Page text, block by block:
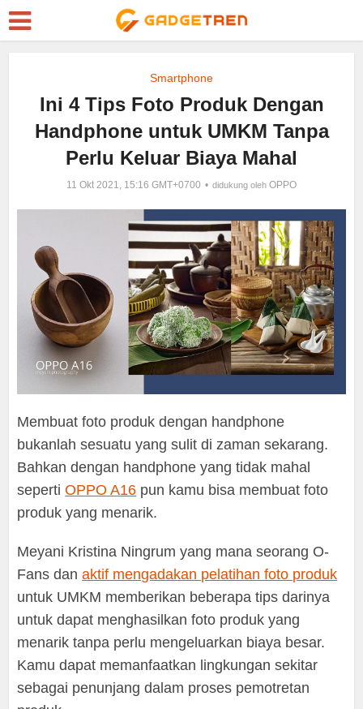
Smartphone
Ini 4 Tips Foto Produk Dengan
Handphone untuk UMKM Tanpa
Perlu Keluar Biaya Mahal
11 Okt 2021, 15:16 GMT+0700 didukung oleh OPPO
Membuat foto produk dengan handphone
bukanlah sesuatu yang sulit di zaman sekarang.
Bahkan dengan handphone yang tidak mahal
sepertiOPPO A16 pun kamu bisa membuat foto
produk yang menarik.
Meyani Kristina Ningrum yang mana seorang O-
Fans danaktif mengadakan pelatihan foto produk
untuk UMKM memberikan beberapa tips darinya
untuk dapat menghasilkan foto produk yang
menarik tanpa perlu mengeluarkan biaya besar.
Kamu dapat memanfaatkan lingkungan sekitar
sebagai penunjang dalam proses pemotretan